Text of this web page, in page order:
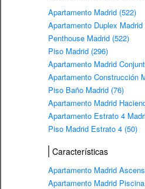
Apartamento Madrid (522)
Apartamento Duplex Madrid
Penthouse Madrid (522)
Piso Madrid (296)
Apartamento Madrid
Apartamento Construcción
Piso Baño Madrid (76)
Apartamento Madrid
Apartamento Estrato 4
Piso Madrid Estrato 4 (50)
Características
Apartamento Madrid
Apartamento Madrid